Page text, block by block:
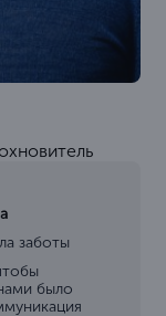
заботы
было